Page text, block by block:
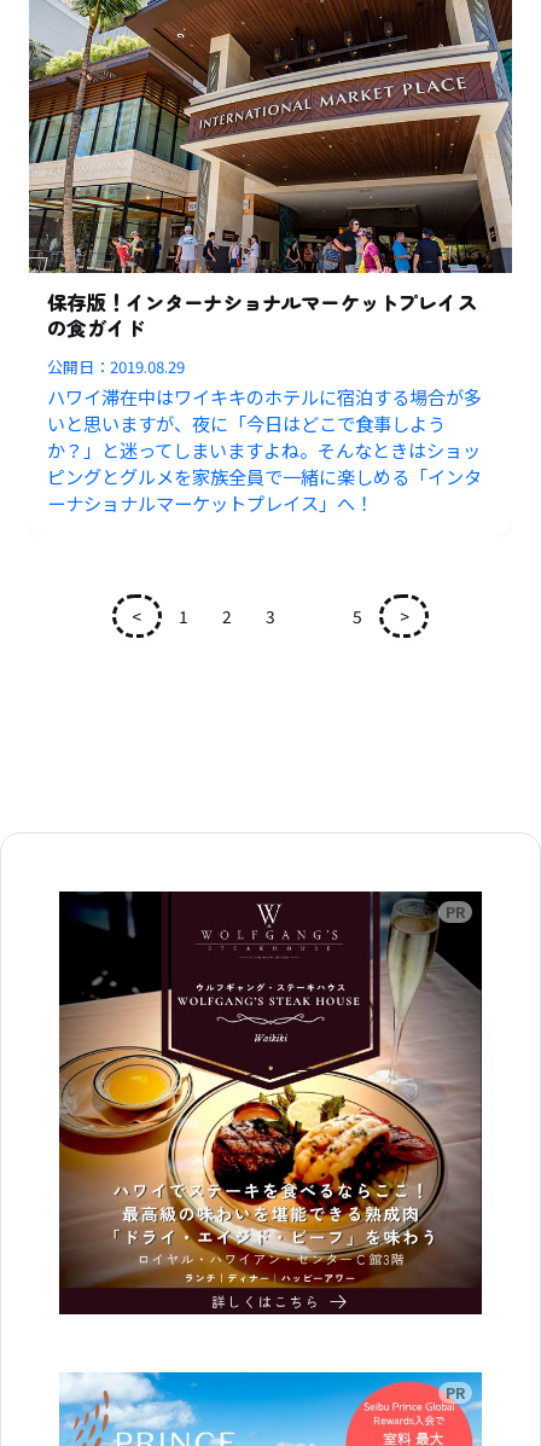
保存版！インターナショナルマーケットプレイス
の食ガイド
公開日：2019.08.29
ハワイ滞在中はワイキキのホテルに宿泊する場合が多
いと思いますが、夜に「今日はどこで食事しよう
か？」と迷ってしまいますよね。そんなときはショッ
ピングとグルメを家族全員で一緒に楽しめる「インタ
ーナショナルマーケットプレイス」へ！
< 1 2 3 5 >
広告
広告